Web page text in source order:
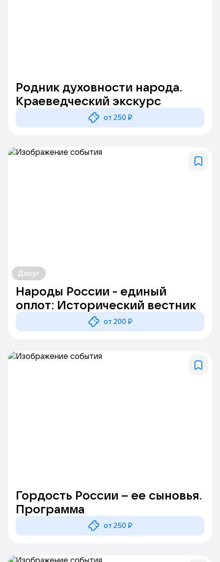
Родник духовности народа.
Краеведческий экскурс
от 250 ₽
Досуг
Народы России - единый
оплот: Исторический вестник
от 200 ₽
Гордость России – ее сыновья.
Программа
от 250 ₽